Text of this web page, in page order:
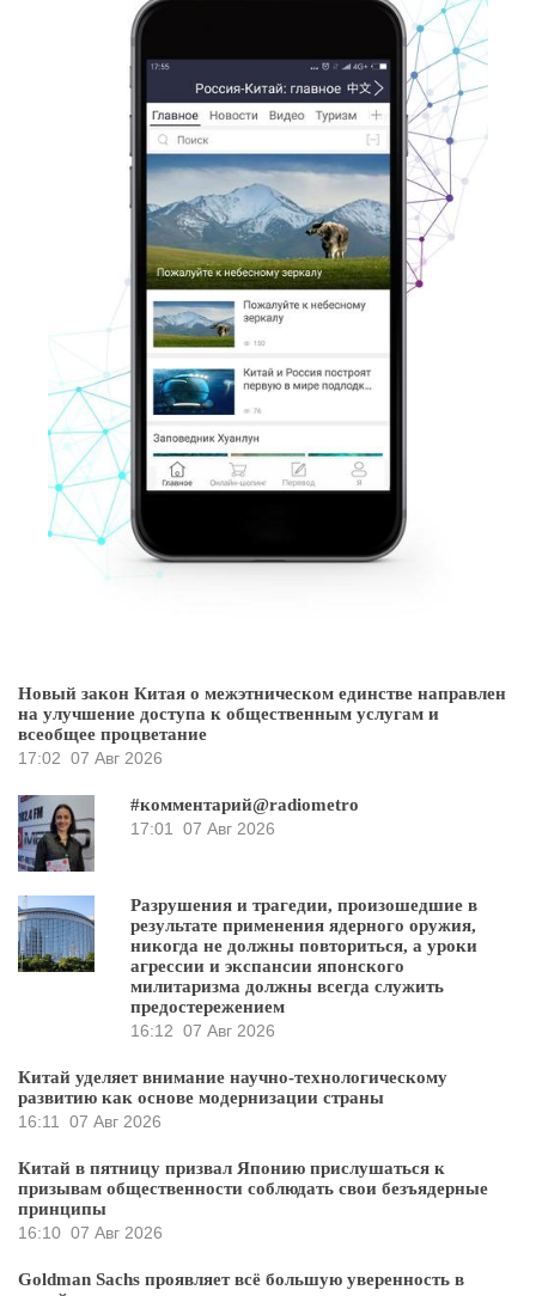
Новый закон Китая о межэтническом единстве направлен
на улучшение доступа к общественным услугам и
всеобщее процветание
17:02 07 Авг 2026
#комментарий@radiometro
17:01
07 Авг 2026
Разрушения и трагедии, произошедшие в
результате применения ядерного оружия,
никогда не должны повториться, а уроки
агрессии и экспансии японского
милитаризма должны всегда служить
предостережением
16:12 07 Авг 2026
Китай уделяет внимание научно-технологическому
развитию как основе модернизации страны
16:11
07 Авг 2026
Китай в пятницу призвал Японию прислушаться к
призывам общественности соблюдать свои безъядерные
принципы
16:10 07 Авг 2026
Goldman Sachs проявляет всё большую уверенность в